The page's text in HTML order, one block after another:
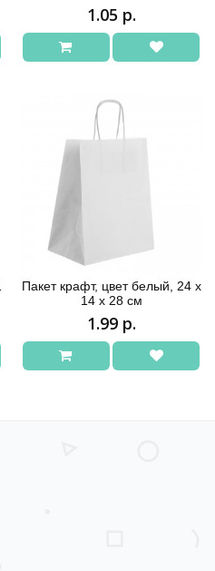
1.05 р.
Пакет крафт, цвет белый, 24 х
14 х 28 см
1.99 р.